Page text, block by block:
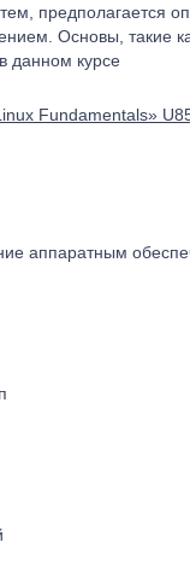
предполагается
Основы, такие
данном курсе
Fundamentals»
аппаратным